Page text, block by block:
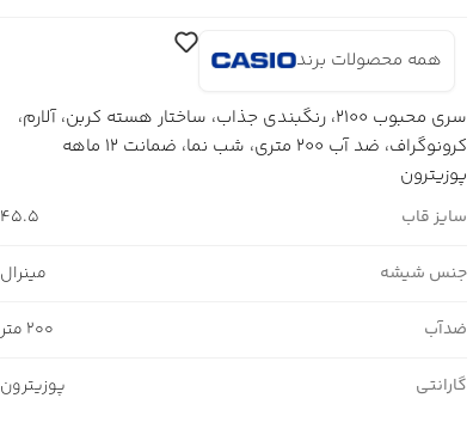
همه محصولات برند
سری محبوب 2100، رنگبندی جذاب، ساختار هسته کربن، آلارم،
کرونوگراف، ضد آب 200 متری، شب نما، ضمانت 12 ماهه
پوزیترون
سایز قاب 45.5
جنس شیشه مینرال
ضدآب 200 متر
گارانتی پوزیترون